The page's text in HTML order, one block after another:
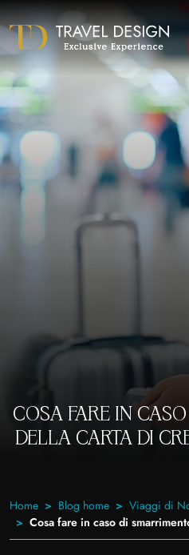
COSA FARE IN
DELLA CARTA DI
Home Blog home
Viaggi di
Cosa fare in caso di